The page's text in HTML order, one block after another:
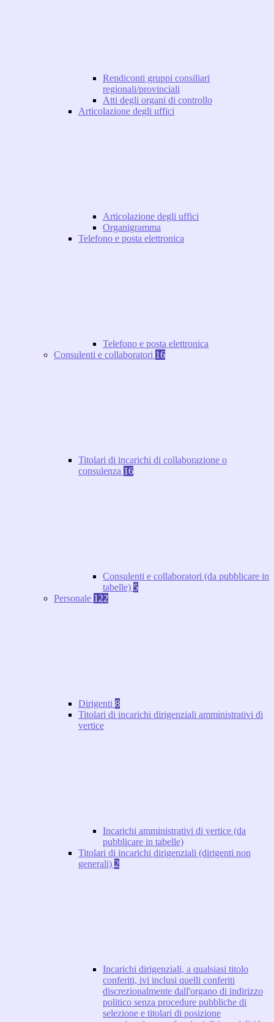
Rendiconti gruppi consiliari
regionali/provinciali
Atti degli organi di controllo
Articolazione degli uffici
Articolazione degli uffici
Organigramma
Telefono e posta elettronica
Telefono e posta elettronica
Consulenti e collaboratori 16
Titolari di incarichi di collaborazione o
consulenza 16
Consulenti e collaboratori (da pubblicare in
tabelle) 5
Personale 122
Dirigenti 8
Titolari di incarichi dirigenziali amministrativi di
vertice
Incarichi amministrativi di vertice (da
pubblicare in tabelle)
Titolari di incarichi dirigenziali (dirigenti non
generali) 2
Incarichi dirigenziali, a qualsiasi titolo
conferiti, ivi inclusi quelli conferiti
discrezionalmente dall'organo di indirizzo
politico senza procedure pubbliche di
selezione e titolari di posizione